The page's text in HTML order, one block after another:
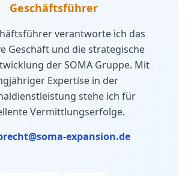
Geschäftsführer
verantworte ich das
Geschäft und die strategische
der SOMA Gruppe. Mit
Expertise in der
stehe ich für
Vermittlungserfolge.
expansion.de